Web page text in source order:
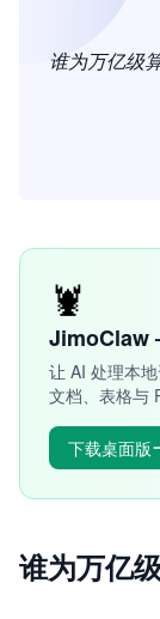
谁为万亿级
🦞
JimoClaw
让 AI 处理本
文档、表格与
下载桌面版
谁为万亿